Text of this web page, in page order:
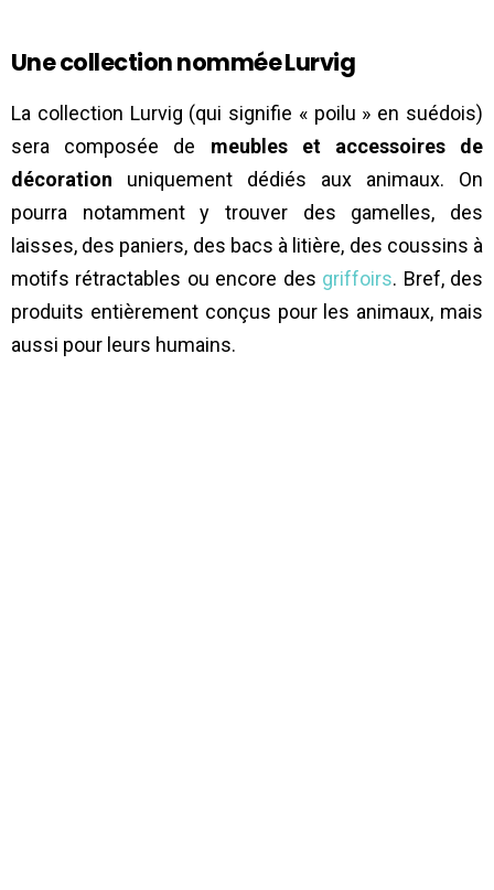
Une collection nommée Lurvig
La collection Lurvig (qui signifie « poilu » en suédois)
sera composée de meubles et accessoires de
décoration uniquement dédiés aux animaux. On
pourra notamment y trouver des gamelles, des
laisses, des paniers, des bacs à litière, des coussins à
motifs rétractables ou encore des griffoirs. Bref, des
produits entièrement conçus pour les animaux, mais
aussi pour leurs humains.